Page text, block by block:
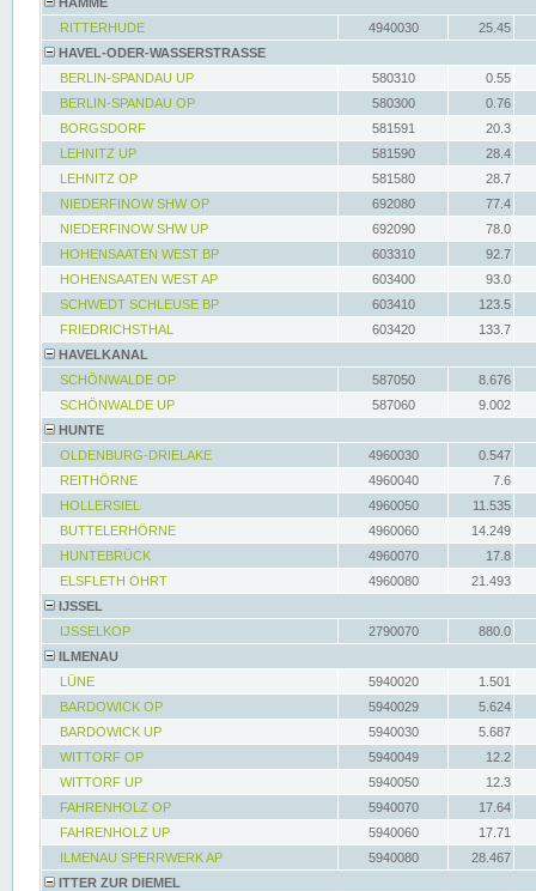
RITTERHUDE
4940030
25.45
HAVEL-ODER-WASSERSTRASSE
BERLIN-SPANDAU UP
580310
0.55
BERLIN-SPANDAU OP
580300
0.76
BORGSDORF
581591
20.3
LEHNITZ UP
581590
28.4
LEHNITZ OP
581580
28.7
NIEDERFINOW SHW OP
692080
77.4
NIEDERFINOW SHW UP
692090
78.0
HOHENSAATEN WEST BP
603310
92.7
HOHENSAATEN WEST AP
603400
93.0
SCHWEDT SCHLEUSE BP
603410
123.5
FRIEDRICHSTHAL
603420
133.7
HAVELKANAL
SCHÖNWALDE OP
587050
8.676
SCHÖNWALDE UP
587060
9.002
HUNTE
OLDENBURG-DRIELAKE
4960030
0.547
REITHÖRNE
4960040
7.6
HOLLERSIEL
4960050
11.535
BUTTELERHÖRNE
4960060
14.249
HUNTEBRÜCK
4960070
17.8
ELSFLETH OHRT
4960080
21.493
IJSSEL
IJSSELKOP
2790070
880.0
ILMENAU
LÜNE
5940020
1.501
BARDOWICK OP
5940029
5.624
BARDOWICK UP
5940030
5.687
WITTORF OP
5940049
12.2
WITTORF UP
5940050
12.3
FAHRENHOLZ OP
5940070
17.64
FAHRENHOLZ UP
5940060
17.71
ILMENAU SPERRWERK AP
5940080
28.467
ITTER ZUR DIEMEL